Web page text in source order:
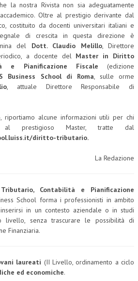
RESPONSIBILITY
SERVICES
la nostra Rivista non sia adeguatamente
Oltre al prestigio derivante dal
costituito da docenti universitari italiani e
di crescita in questa direzione è
del Dott. Claudio Melillo, Direttore
a docente del Master in Diritto
e Pianificazione Fiscale (edizione
Business School di Roma, sulle orme
, attuale Direttore Responsabile di
riportiamo alcune informazioni utili per chi
al prestigioso Master, tratte dal
diritto-tributario.
La Redazione
Contabilità e Pianificazione
School forma i professionisti in ambito
in un contesto aziendale o in studi
livello, senza trascurare le possibilità di
Finanziaria.
laureati (II Livello, ordinamento a ciclo
ed economiche.